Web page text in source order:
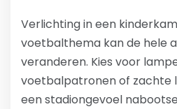
Verlichting in een
voetbalthema kan de hele
veranderen. Kies voor
voetbalpatronen of zachte
een stadiongevoel